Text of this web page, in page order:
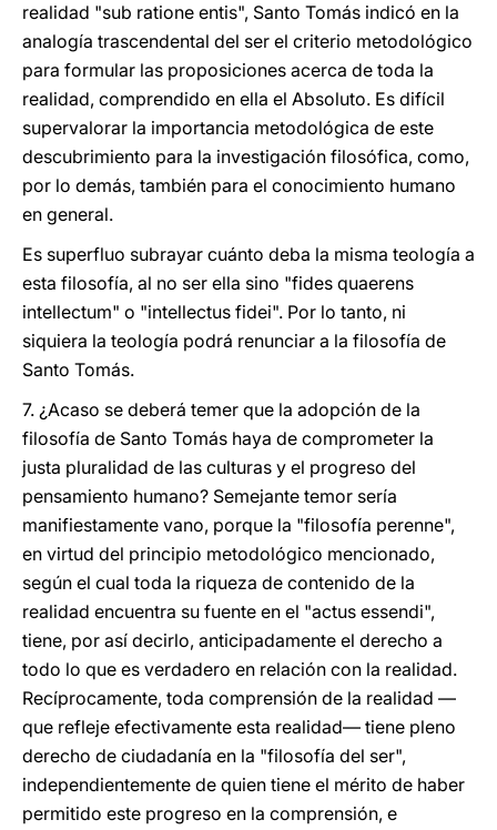
realidad "sub ratione entis", Santo Tomás indicó en la
analogía trascendental del ser el criterio metodológico
para formular las proposiciones acerca de toda la
realidad, comprendido en ella el Absoluto. Es difícil
supervalorar la importancia metodológica de este
descubrimiento para la investigación filosófica, como,
por lo demás, también para el conocimiento humano
en general.
Es superfluo subrayar cuánto deba la misma teología a
esta filosofía, al no ser ella sino "fides quaerens
intellectum" o "intellectus fidei". Por lo tanto, ni
siquiera la teología podrá renunciar a la filosofía de
Santo Tomás.
7. ¿Acaso se deberá temer que la adopción de la
filosofía de Santo Tomás haya de comprometer la
justa pluralidad de las culturas y el progreso del
pensamiento humano? Semejante temor sería
manifiestamente vano, porque la "filosofía perenne",
en virtud del principio metodológico mencionado,
según el cual toda la riqueza de contenido de la
realidad encuentra su fuente en el "actus essendi",
tiene, por así decirlo, anticipadamente el derecho a
todo lo que es verdadero en relación con la realidad.
Recíprocamente, toda comprensión de la realidad —
que refleje efectivamente esta realidad— tiene pleno
derecho de ciudadanía en la "filosofía del ser",
independientemente de quien tiene el mérito de haber
permitido este progreso en la comprensión, e